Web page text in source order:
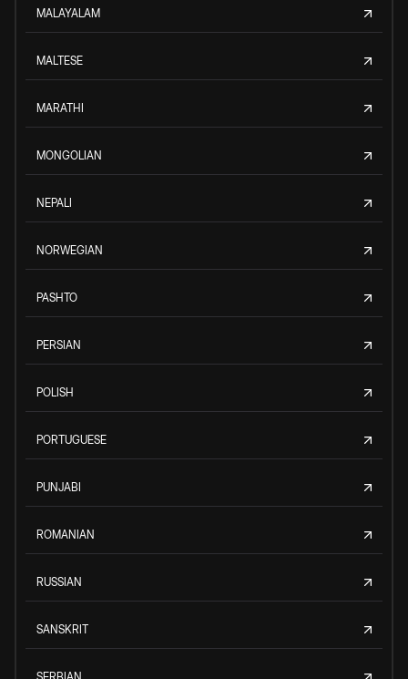
MALAYALAM
MALTESE
MARATHI
MONGOLIAN
NEPALI
NORWEGIAN
PASHTO
PERSIAN
POLISH
PORTUGUESE
PUNJABI
ROMANIAN
RUSSIAN
SANSKRIT